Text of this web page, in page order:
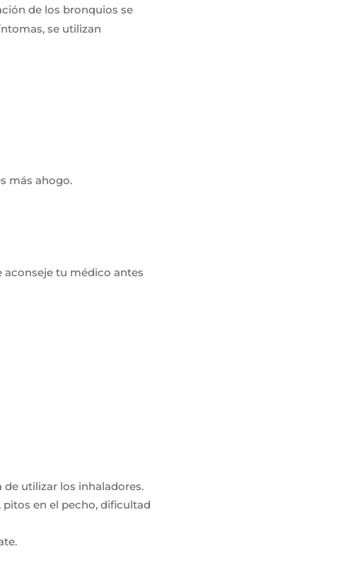
de los bronquios se
se utilizan
más ahogo.
aconseje tu médico antes
utilizar los inhaladores.
en el pecho, dificultad